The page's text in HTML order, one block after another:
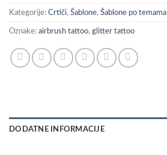
Kategorije: Crtiči, Šablone, Šablone po temama
Oznake: airbrush tattoo, glitter tattoo
DODATNE INFORMACIJE